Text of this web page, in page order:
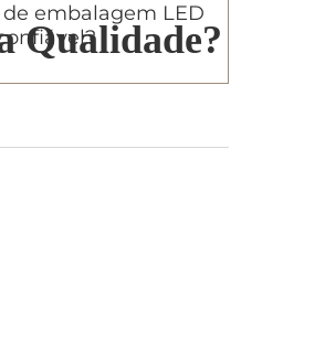
Qualidade?
embalagem LED